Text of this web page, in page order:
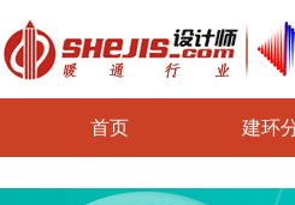
首页 建环